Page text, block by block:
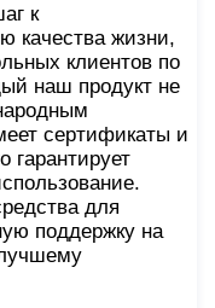
к
качества жизни,
клиентов по
наш продукт не
сертификаты и
гарантирует
для
поддержку на